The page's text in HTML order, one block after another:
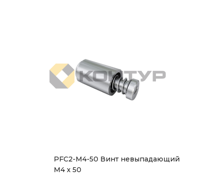
PFC2-M4-50 Винт невыпадающий
М4 х 50